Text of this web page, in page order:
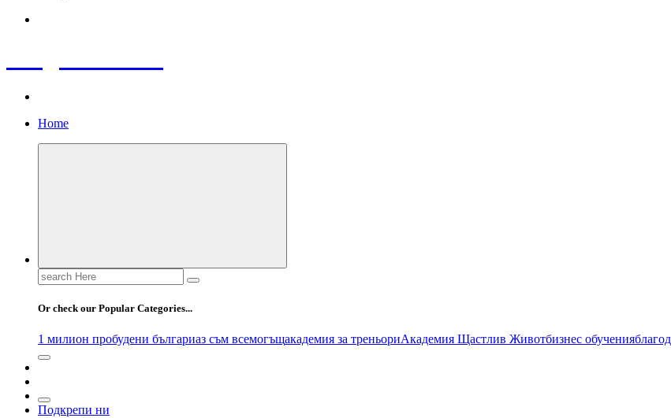
Home
Search
for:
Or check our Popular Categories...
1 милион пробудени българиаз съм всемогъщакадемия за треньориАкадемия Щастлив Животбизнес обучения
Подкрепи ни